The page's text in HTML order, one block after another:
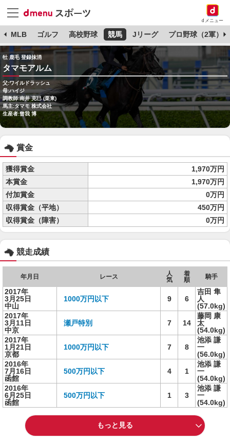
dメニュー
MLB ゴルフ 高校野球 競馬 Jリーグ プロ野球（2軍）
牡 鹿毛 登録抹消
タマモアルム
父:ワイルドラッシュ
母:ハイジ
調教師:南井 克巳 (栗東)
馬主:タマモ 株式会社
生産者:曾我 博
賞金
獲得賞金
1,970万円
本賞金
1,970万円
付加賞金
0万円
収得賞金（平地）
450万円
収得賞金（障害）
0万円
競走成績
年月日 レース
人
気
着
順
騎手
2017年
3月25日
中山
1000万円以下 9 6
吉田 隼
人
(57.0kg)
2017年
3月11日
中京
瀬戸特別 7 14
藤岡 康
太
(54.0kg)
2017年
1月21日
京都
1000万円以下 7 8
池添 謙
一
(56.0kg)
2016年
7月16日
函館
500万円以下 4 1
池添 謙
一
(54.0kg)
2016年
6月25日
函館
500万円以下 1 3
池添 謙
一
(54.0kg)
もっと見る